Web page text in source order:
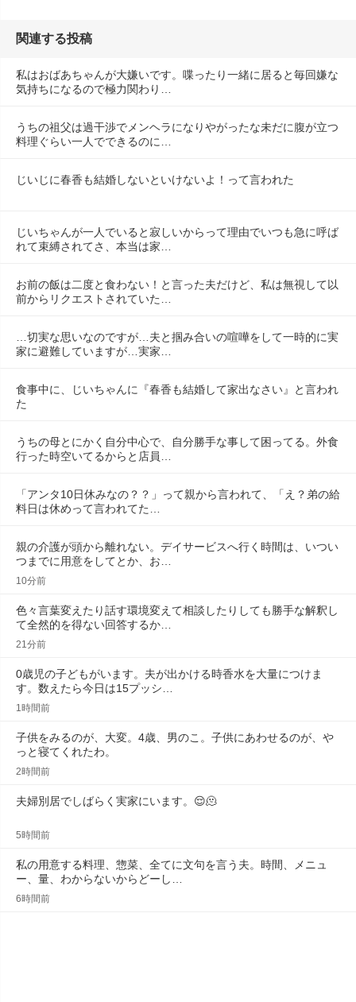
関連する投稿
私はおばあちゃんが大嫌いです。喋ったり一緒に居ると毎回嫌な
気持ちになるので極力関わり…
うちの祖父は過干渉でメンヘラになりやがったな未だに腹が立つ
料理ぐらい一人でできるのに…
じいじに春香も結婚しないといけないよ！って言われた
じいちゃんが一人でいると寂しいからって理由でいつも急に呼ば
れて束縛されてさ、本当は家…
お前の飯は二度と食わない！と言った夫だけど、私は無視して以
前からリクエストされていた…
…切実な思いなのですが…夫と掴み合いの喧嘩をして一時的に実
家に避難していますが…実家…
食事中に、じいちゃんに『春香も結婚して家出なさい』と言われ
た
うちの母とにかく自分中心で、自分勝手な事して困ってる。外食
行った時空いてるからと店員…
「アンタ10日休みなの？？」って親から言われて、「え？弟の給
料日は休めって言われてた…
親の介護が頭から離れない。デイサービスへ行く時間は、いつい
つまでに用意をしてとか、お…
10分前
色々言葉変えたり話す環境変えて相談したりしても勝手な解釈し
て全然的を得ない回答するか…
21分前
0歳児の子どもがいます。夫が出かける時香水を大量につけま
す。数えたら今日は15プッシ…
1時間前
子供をみるのが、大変。4歳、男のこ。子供にあわせるのが、や
っと寝てくれたわ。
2時間前
夫婦別居でしばらく実家にいます。😌🫠
5時間前
私の用意する料理、惣菜、全てに文句を言う夫。時間、メニュ
ー、量、わからないからどーし…
6時間前